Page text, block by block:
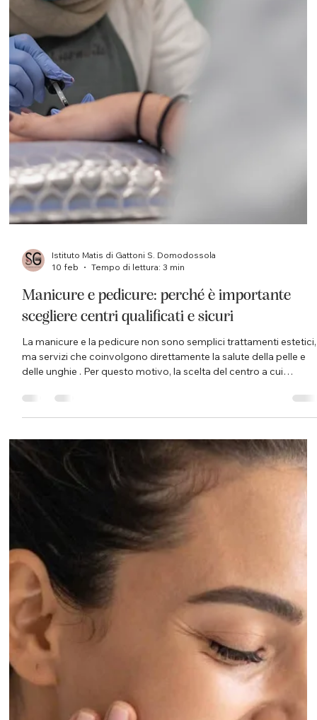
10 feb
Tempo di lettura: 3 min
Manicure e pedicure: perché è importante
scegliere centri qualificati e sicuri
La manicure e la pedicure non sono semplici trattamenti estetici,
delle unghie . Per questo motivo, la scelta del centro a cui
affidarsi non dovrebbe mai basarsi solo sul prezzo, ma
soprattutto su sicurezza, igiene e competenza professionale .
Istituto Matis Domodossola di Simona Gattoni , la cura delle
mani e dei piedi parte sempre da un principio fondamentale: la
bellezza non può prescindere dalla tutela d